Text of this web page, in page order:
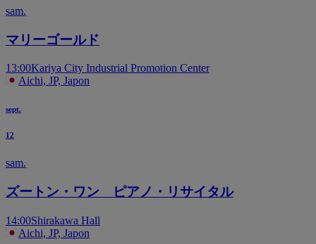
sam.
マリーゴールド
13:00Kariya City Industrial Promotion Center
Aichi, JP, Japon
sept.
12
sam.
ズートン・ワン ピアノ・リサイタル
14:00Shirakawa Hall
Aichi, JP, Japon